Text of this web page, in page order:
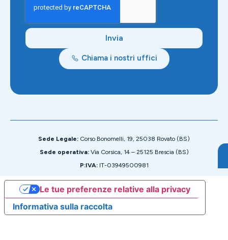
Invia
Chiama i nostri uffici
Sede Legale: Corso Bonomelli, 19, 25038 Rovato (BS)
Sede operativa:Via Corsica, 14 – 25125 Brescia (BS)
P:IVA:IT-03949500981
Informativa sulla raccolta
Le tue preferenze relative alla privacy